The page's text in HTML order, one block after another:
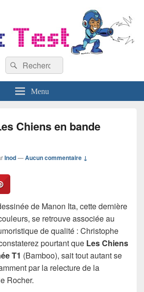
Recherche :
Rechercher
Menu
Chiens en bande
Inod—Aucun commentaire ↓
de Manon Ita, cette dernière
se retrouve associée au
de qualité : Christophe
pourtant que Les Chiens
T1 (Bamboo), sait tout autant se
par la relecture de la
Rocher.